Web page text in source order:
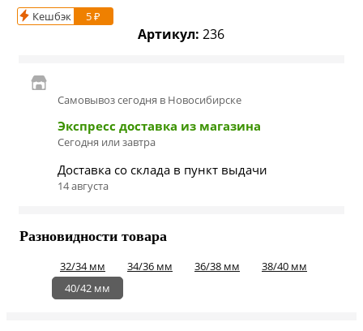
Кешбэк
5 ₽
Артикул: 236
Самовывоз сегодня в Новосибирске
Экспресс доставка из магазина
Сегодня или завтра
Доставка со склада в пункт выдачи
14 августа
Разновидности товара
32/34 мм 34/36 мм 36/38 мм
38/40 мм
40/42 мм